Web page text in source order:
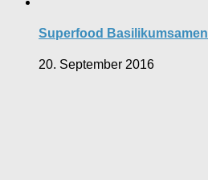
Superfood Basilikumsamen
20. September 2016